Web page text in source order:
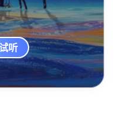
听